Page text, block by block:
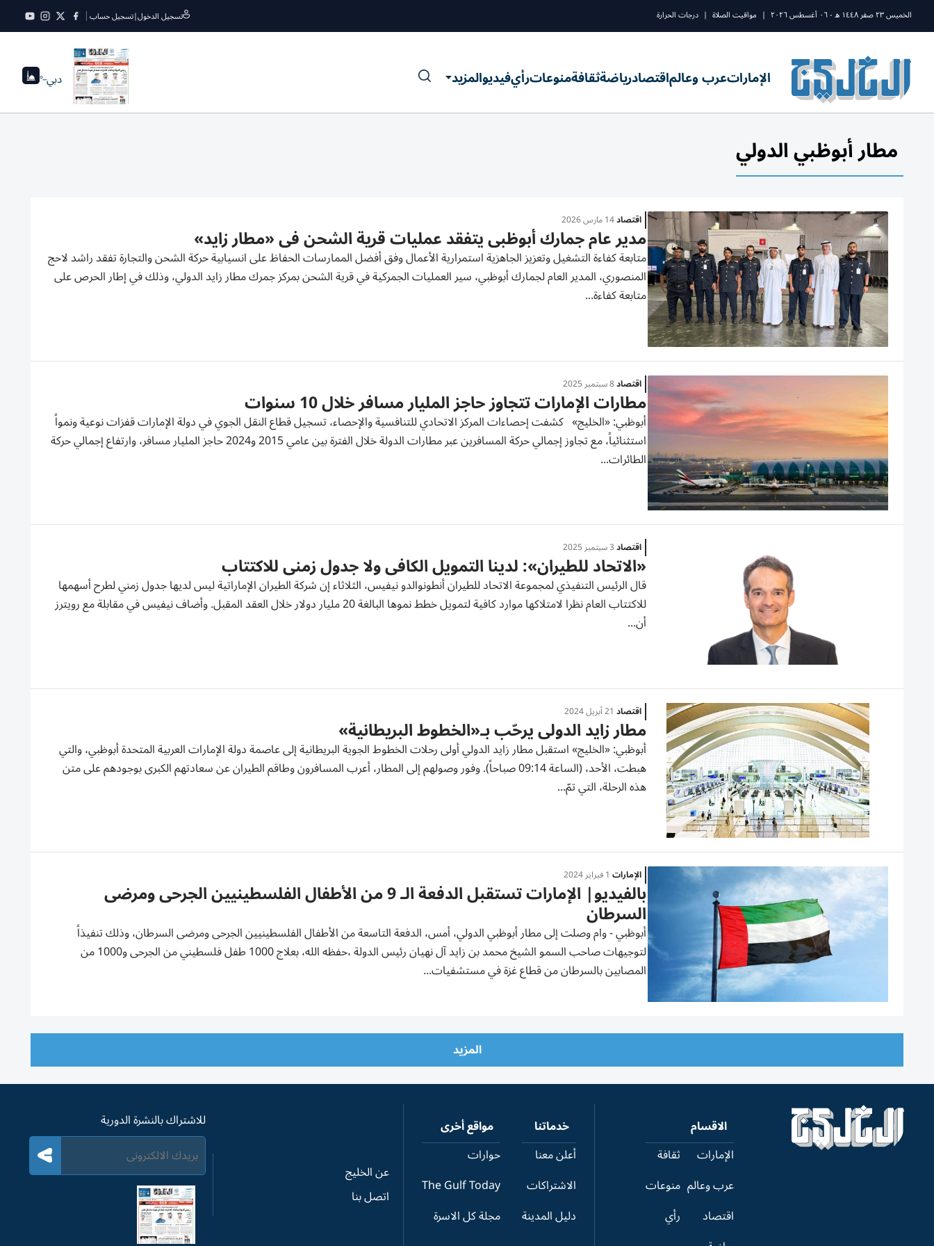
الخميس ٢٣ صفر ١٤٤٨ ه - ٠٦ أغسطس ٢٠٢٦ | مواقيت الصلاة | درجات الحرارة تسجيل الدخول|تسجيل حساب
الإماراتعرب وعالماقتصادرياضةثقافةمنوعاترأيفيديوالمزيد دبي--°
مطار أبوظبي الدولي
اقتصاد14 مارس 2026
مدير عام جمارك أبوظبي يتفقد عمليات قرية الشحن في «مطار زايد»
متابعة كفاءة التشغيل وتعزيز الجاهزية استمرارية الأعمال وفق أفضل الممارسات الحفاظ على انسيابية حركة الشحن والتجارة تفقد راشد لاحج
المنصوري، المدير العام لجمارك أبوظبي، سير العمليات الجمركية في قرية الشحن بمركز جمرك مطار زايد الدولي، وذلك في إطار الحرص على
متابعة كفاءة...
اقتصاد8 سبتمبر 2025
مطارات الإمارات تتجاوز حاجز المليار مسافر خلال 10 سنوات
أبوظبي: «الخليج» كشفت إحصاءات المركز الاتحادي للتنافسية والإحصاء، تسجيل قطاع النقل الجوي في دولة الإمارات قفزات نوعية ونمواً
استثنائياً، مع تجاوز إجمالي حركة المسافرين عبر مطارات الدولة خلال الفترة بين عامي 2015 و2024 حاجز المليار مسافر، وارتفاع إجمالي حركة
الطائرات...
اقتصاد3 سبتمبر 2025
«الاتحاد للطيران»: لدينا التمويل الكافي ولا جدول زمني للاكتتاب
قال الرئيس التنفيذي لمجموعة الاتحاد للطيران أنطونوالدو نيفيس، الثلاثاء إن شركة الطيران الإماراتية ليس لديها جدول زمني لطرح أسهمها
للاكتتاب العام نظرا لامتلاكها موارد كافية لتمويل خطط نموها البالغة 20 مليار دولار خلال العقد المقبل. وأضاف نيفيس في مقابلة مع رويترز
أن...
اقتصاد 21 أبريل 2024
مطار زايد الدولي يرحّب بـ«الخطوط البريطانية»
أبوظبي: «الخليج» استقبل مطار زايد الدولي أولى رحلات الخطوط الجوية البريطانية إلى عاصمة دولة الإمارات العربية المتحدة أبوظبي، والتي
هبطت، الأحد، (الساعة 09:14 صباحاً). وفور وصولهم إلى المطار، أعرب المسافرون وطاقم الطيران عن سعادتهم الكبرى بوجودهم على متن
هذه الرحلة، التي تمّ...
الإمارات 1 فبراير 2024
بالفيديو| الإمارات تستقبل الدفعة الـ 9 من الأطفال الفلسطينيين الجرحى ومرضى
السرطان
أبوظبي - وام وصلت إلى مطار أبوظبي الدولي، أمس، الدفعة التاسعة من الأطفال الفلسطينيين الجرحى ومرضى السرطان، وذلك تنفيذاً
لتوجيهات صاحب السمو الشيخ محمد بن زايد آل نهيان رئيس الدولة ،حفظه الله، بعلاج 1000 طفل فلسطيني من الجرحى و1000 من
المصابين بالسرطان من قطاع غزة في مستشفيات...
المزيد
الاقسام
الإمارات
عرب وعالم
اقتصاد
ثقافة
منوعات
رأي
خدماتنا
أعلن معنا
الاشتراكات
دليل المدينة
مواقع أخرى
حوارات
The Gulf Today
مجلة كل الاسرة
عن الخليج
اتصل بنا
للاشتراك بالنشرة الدورية